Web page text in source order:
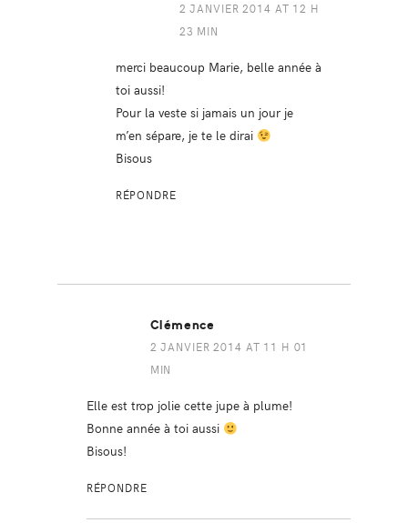
2 JANVIER 2014 AT 12 H
23 MIN
merci beaucoup Marie, belle année à
toi aussi!
Pour la veste si jamais un jour je
m’en sépare, je te le dirai
Bisous
RÉPONDRE
Clémence
2 JANVIER 2014 AT 11 H 01
MIN
Elle est trop jolie cette jupe à plume!
Bonne année à toi aussi
Bisous!
RÉPONDRE